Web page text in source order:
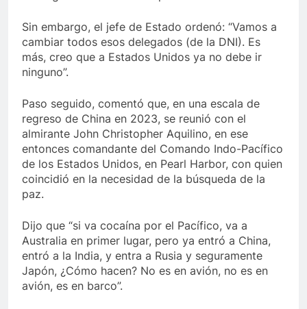
Sin embargo, el jefe de Estado ordenó: “Vamos a
cambiar todos esos delegados (de la DNI). Es
más, creo que a Estados Unidos ya no debe ir
ninguno”.
Paso seguido, comentó que, en una escala de
regreso de China en 2023, se reunió con el
almirante John Christopher Aquilino, en ese
entonces comandante del Comando Indo-Pacífico
de los Estados Unidos, en Pearl Harbor, con quien
coincidió en la necesidad de la búsqueda de la
paz.
Dijo que “si va cocaína por el Pacífico, va a
Australia en primer lugar, pero ya entró a China,
entró a la India, y entra a Rusia y seguramente
Japón, ¿Cómo hacen? No es en avión, no es en
avión, es en barco”.